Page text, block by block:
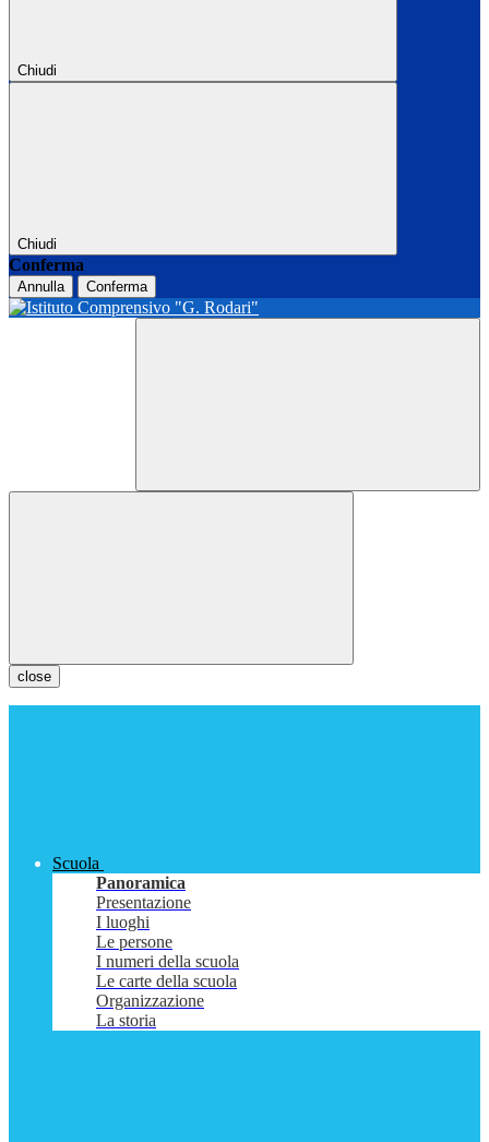
Chiudi
Chiudi
Conferma
Annulla Conferma
close
Scuola
Panoramica
Presentazione
I luoghi
Le persone
I numeri della scuola
Le carte della scuola
Organizzazione
La storia